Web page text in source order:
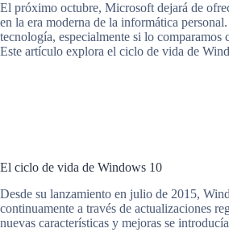
El próximo octubre, Microsoft dejará de
en la era moderna de la informática
tecnología, especialmente si lo
Este artículo explora el ciclo de vida de
El ciclo de vida de Windows 10
Desde su lanzamiento en julio de 2015,
continuamente a través de actualizaciones
nuevas características y mejoras se